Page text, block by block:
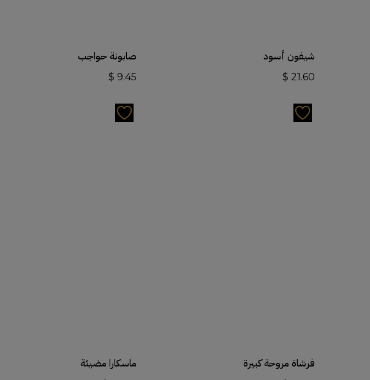
شيفون أسود
$ 21.60
صابونة حواجب
$ 9.45
فرشاة مروحة كبيرة ماسكارا مضيئة